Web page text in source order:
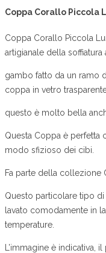
Coppa Corallo Piccola
Coppa Corallo Piccola
artigianale della soffiatura
gambo fatto da un ramo
coppa in vetro
questo è molto bella
Questa Coppa è perfetta
modo sfizioso dei cibi.
Fa parte della collezione
Questo particolare tipo
lavato comodamente in
temperature.
L’immagine è